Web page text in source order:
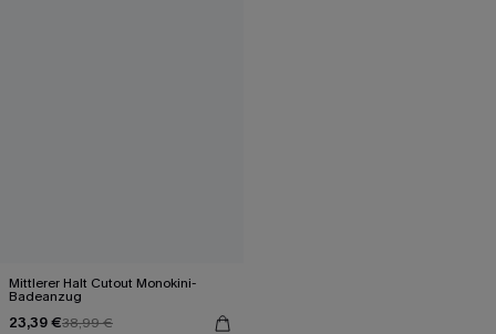
Mittlerer Halt Cutout Monokini-
Badeanzug
23,39 €38,99 €